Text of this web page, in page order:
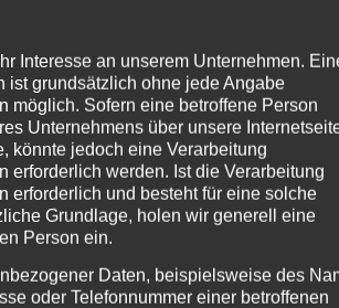
nach dem
und Referent der
in den Wald mit. Während die ersten
zeigen, demonstriert er in weiteren
Interesse an unserem Unternehmen.
ist grundsätzlich ohne jede Angabe
möglich. Sofern eine betroffene Person
Unternehmens über unsere
könnte jedoch eine Verarbeitung
erforderlich werden. Ist die Verarbeitung
erforderlich und besteht für eine solche
Grundlage, holen wir generell eine
Person ein.
Daten, beispielsweise des
oder Telefonnummer einer betroffenen